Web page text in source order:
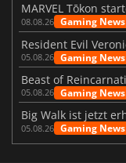
08.08.26 Gaming News
05.08.26 Gaming News
05.08.26 Gaming News
05.08.26 Gaming News